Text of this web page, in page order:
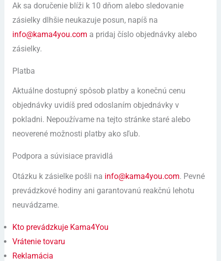
Ak sa doručenie blíži k 10 dňom alebo sledovanie
zásielky dlhšie neukazuje posun, napíš na
info@kama4you.com a pridaj číslo objednávky alebo
zásielky.
Platba
Aktuálne dostupný spôsob platby a konečnú cenu
objednávky uvidíš pred odoslaním objednávky v
pokladni. Nepoužívame na tejto stránke staré alebo
neoverené možnosti platby ako sľub.
Podpora a súvisiace pravidlá
Otázku k zásielke pošli na info@kama4you.com. Pevné
prevádzkové hodiny ani garantovanú reakčnú lehotu
neuvádzame.
Kto prevádzkuje Kama4You
Vrátenie tovaru
Reklamácia